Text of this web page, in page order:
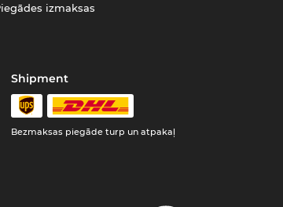
izmaksas
Shipment
Bezmaksas piegāde turp un atpakaļ